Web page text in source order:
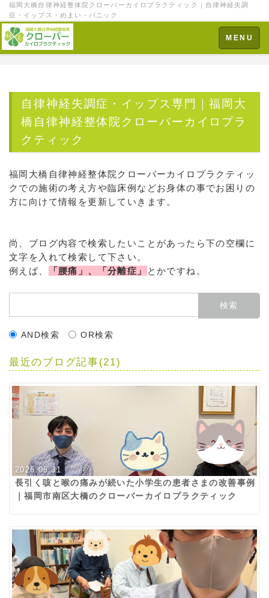
福岡大橋自律神経整体院クローバーカイロプラクティック｜自律神経失調
症・イップス・めまい・パニック
Toggle
navigation
MENU
自律神経失調症・イップス専門｜福岡大
橋自律神経整体院クローバーカイロプラ
クティック
福岡大橋自律神経整体院クローバーカイロプラクティッ
クでの施術の考え方や臨床例などお身体の事でお困りの
方に向けて情報を更新していきます。
尚、ブログ内容で検索したいことがあったら下の空欄に
文字を入れて検索して下さい。
例えば、
「腰痛」、「分離症」 とかですね。
AND検索 OR検索
最近のブログ記事(21)
2026.05.31
長引く咳と喉の痛みが続いた小学生の患者さまの改善事例
｜福岡市南区大橋のクローバーカイロプラクティック